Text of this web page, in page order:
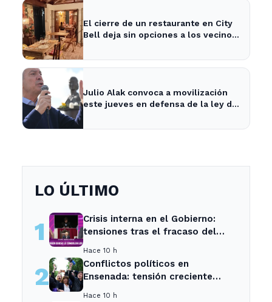
El cierre de un restaurante en City
Bell deja sin opciones a los vecinos
Julio Alak convoca a movilización
este jueves en defensa de la ley de
LO ÚLTIMO
1
Crisis interna en el Gobierno:
tensiones tras el fracaso del
Hace 10 h
2
Conflictos políticos en
Ensenada: tensión creciente
Hace 10 h